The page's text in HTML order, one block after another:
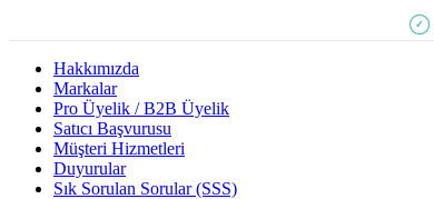
✓
Hakkımızda
Markalar
Pro Üyelik / B2B Üyelik
Satıcı Başvurusu
Müşteri Hizmetleri
Duyurular
Sık Sorulan Sorular (SSS)